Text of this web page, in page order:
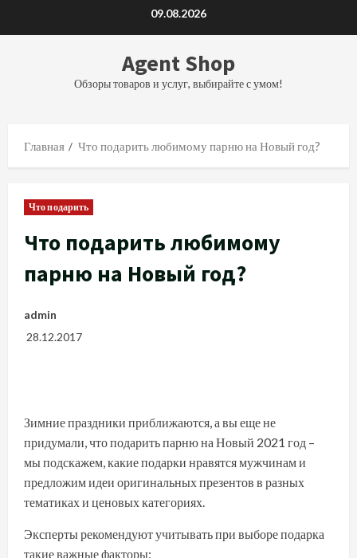
09.08.2026
Agent Shop
Обзоры товаров и услуг, выбирайте с умом!
Главная Что подарить любимому парню на Новый год?
Что подарить
Что подарить любимому
парню на Новый год?
admin
28.12.2017
Зимние праздники приближаются, а вы еще не
придумали, что подарить парню на Новый 2021 год –
мы подскажем, какие подарки нравятся мужчинам и
предложим идеи оригинальных презентов в разных
тематиках и ценовых категориях.
Эксперты рекомендуют учитывать при выборе подарка
такие важные факторы: